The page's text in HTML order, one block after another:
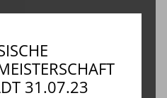
31.07.23